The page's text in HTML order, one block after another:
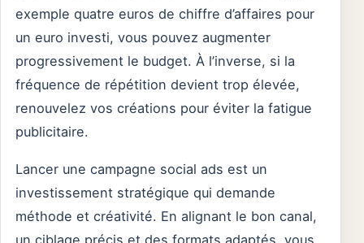
exemple quatre euros de chiffre d’affaires pour
un euro investi, vous pouvez augmenter
progressivement le budget. À l’inverse, si la
fréquence de répétition devient trop élevée,
renouvelez vos créations pour éviter la fatigue
publicitaire.
Lancer une campagne social ads est un
investissement stratégique qui demande
méthode et créativité. En alignant le bon canal,
un ciblage précis et des formats adaptés, vous